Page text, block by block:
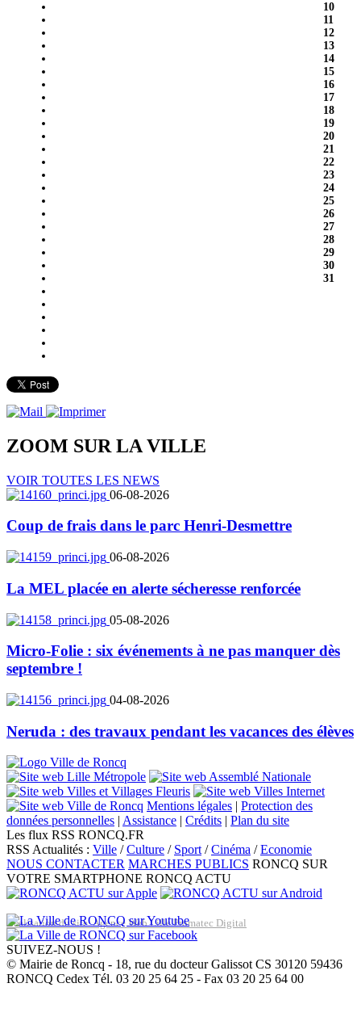
10
11
12
13
14
15
16
17
18
19
20
21
22
23
24
25
26
27
28
29
30
31
ZOOM SUR LA VILLE
VOIR TOUTES LES NEWS
06-08-2026
Coup de frais dans le parc Henri-Desmettre
06-08-2026
La MEL placée en alerte sécheresse renforcée
05-08-2026
Micro-Folie : six événements à ne pas manquer dès
septembre !
04-08-2026
Neruda : des travaux pendant les vacances des élèves
Mentions légales | Protection des
données personnelles | Assistance | Crédits | Plan du site
Les flux RSS RONCQ.FR
RSS Actualités : Ville /Culture / Sport/Cinéma /Economie
NOUS CONTACTER MARCHES PUBLICS RONCQ SUR
VOTRE SMARTPHONE RONCQ ACTU
Réalisation du site: Agence Web Lille Promatec Digital
SUIVEZ-NOUS !
© Mairie de Roncq - 18, rue du docteur Galissot CS 30120 59436
RONCQ Cedex Tél. 03 20 25 64 25 - Fax 03 20 25 64 00